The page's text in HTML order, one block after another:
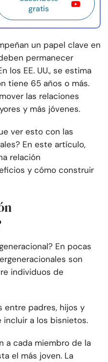
gratis
un papel clave en
permanecer
los EE. UU., se estima
tiene 65 años o más.
las relaciones
y más jóvenes.
ver esto con las
En este artículo,
relación
y cómo construir
En pocas
son
individuos de
entre padres, hijos y
incluir a los bisnietos.
a cada miembro de la
el más joven. La